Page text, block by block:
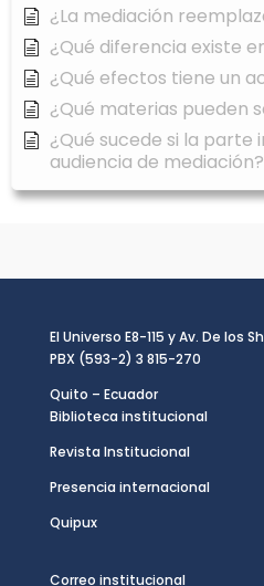
¿La mediación
¿Qué diferencia existe
¿Qué efectos tiene un
¿Qué materias pueden
¿Qué sucede si la parte
audiencia de mediación?
El Universo E8-115 y Av. De los
PBX (593-2) 3 815-270
Quito – Ecuador
Biblioteca institucional
Revista Institucional
Presencia internacional
Quipux
Correo institucional